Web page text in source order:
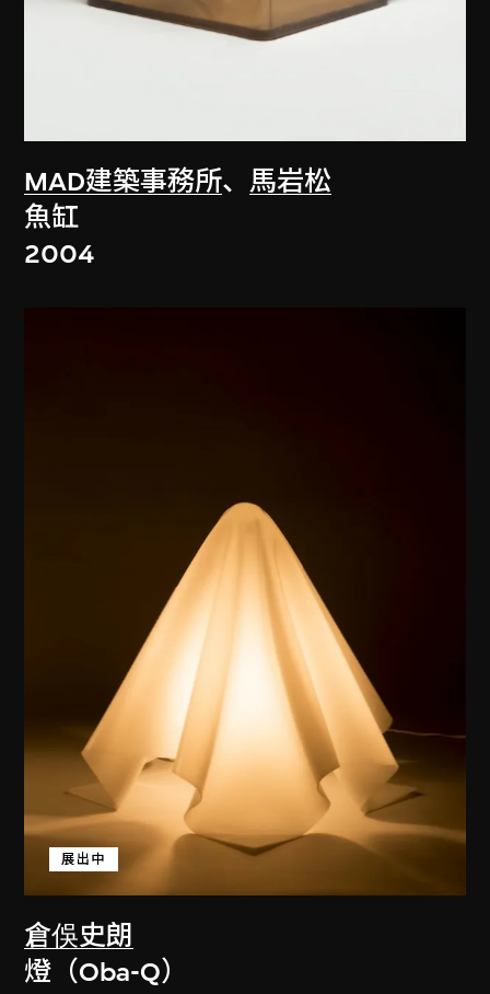
MAD建築事務所、 馬岩松
魚缸
2004
倉俁史朗
展出中
燈（Oba-Q）